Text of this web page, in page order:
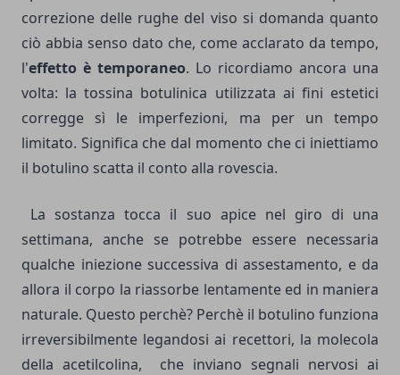
correzione delle rughe del viso si domanda quanto
ciò abbia senso dato che, come acclarato da tempo,
l'effetto è temporaneo. Lo ricordiamo ancora una
volta: la tossina botulinica utilizzata ai fini estetici
corregge sì le imperfezioni, ma per un tempo
limitato. Significa che dal momento che ci iniettiamo
il botulino scatta il conto alla rovescia.
La sostanza tocca il suo apice nel giro di una
settimana, anche se potrebbe essere necessaria
qualche iniezione successiva di assestamento, e da
allora il corpo la riassorbe lentamente ed in maniera
naturale. Questo perchè? Perchè il botulino funziona
irreversibilmente legandosi ai recettori, la molecola
della acetilcolina, che inviano segnali nervosi ai